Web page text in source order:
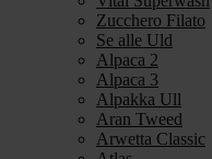
Zucchero Filato
Se alle Uld
Alpaca 2
Alpaca 3
Alpakka Ull
Aran Tweed
Arwetta Classic